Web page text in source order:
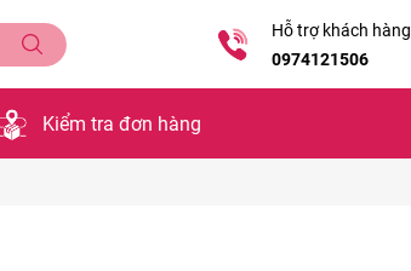
Hỗ trợ khách hàng
0974121506
Kiểm tra đơn hàng